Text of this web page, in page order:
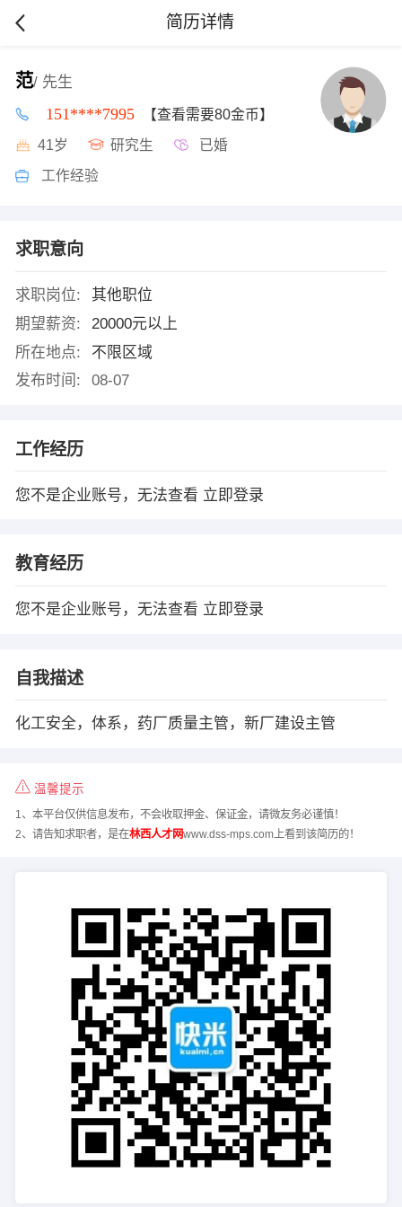
简历详情
范/ 先生
151****7995 【查看需要80金币】
41岁 研究生 已婚
工作经验
求职意向
求职岗位:
其他职位
期望薪资:
20000元以上
所在地点:
不限区域
发布时间:
08-07
工作经历
您不是企业账号，无法查看 立即登录
教育经历
您不是企业账号，无法查看 立即登录
自我描述
化工安全，体系，药厂质量主管，新厂建设主管
温馨提示
1、本平台仅供信息发布，不会收取押金、保证金，请微友务必谨慎！
2、请告知求职者，是在林西人才网www.dss-mps.com上看到该简历的！